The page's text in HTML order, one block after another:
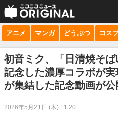
サービス一覧
動画
アニメ マンガ どうぶつ コス
初音ミク、「日清焼そ
記念した濃厚コラボが
が集結した記念動画が公
2026年5月21日 (木) 11:20